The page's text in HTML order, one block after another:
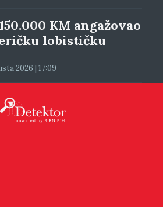
KM angažovao
lobističku
2026 | 17:09